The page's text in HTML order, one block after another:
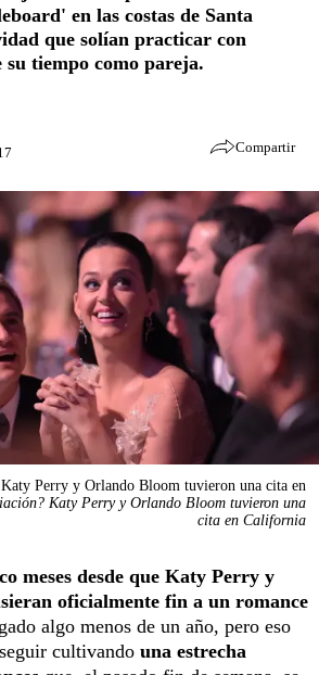
en las costas de Santa
que solían practicar con
tiempo como pareja.
Compartir
Perry y Orlando Bloom tuvieron una cita en
Katy Perry y Orlando Bloom tuvieron una
cita en California
meses desde que Katy Perry y
oficialmente fin a un romance
algo menos de un año, pero eso
cultivando una estrecha